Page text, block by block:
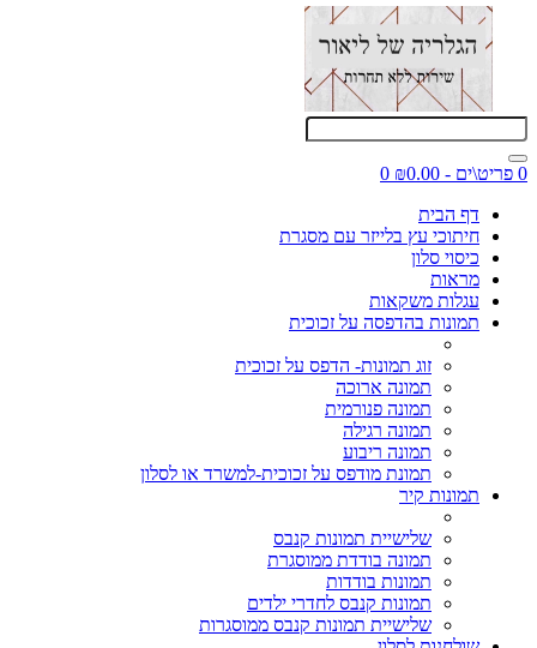
0 פריט\ים - ₪0.00
0
דף הבית
חיתוכי עץ בלייזר עם מסגרת
כיסוי סלון
מראות
עגלות משקאות
תמונות בהדפסה על זכוכית
זוג תמונות- הדפס על זכוכית
תמונה ארוכה
תמונה פנורמית
תמונה רגילה
תמונה ריבוע
תמונת מודפס על זכוכית-למשרד או לסלון
תמונות קיר
שלישיית תמונות קנבס
תמונה בודדת ממוסגרת
תמונות בודדות
תמונות קנבס לחדרי ילדים
שלישיית תמונות קנבס ממוסגרות